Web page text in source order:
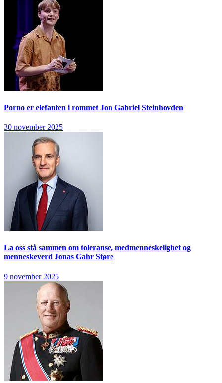
Porno er elefanten i rommet Jon Gabriel Steinhovden
30 november 2025
La oss stå sammen om toleranse, medmenneskelighet og
menneskeverd Jonas Gahr Støre
9 november 2025